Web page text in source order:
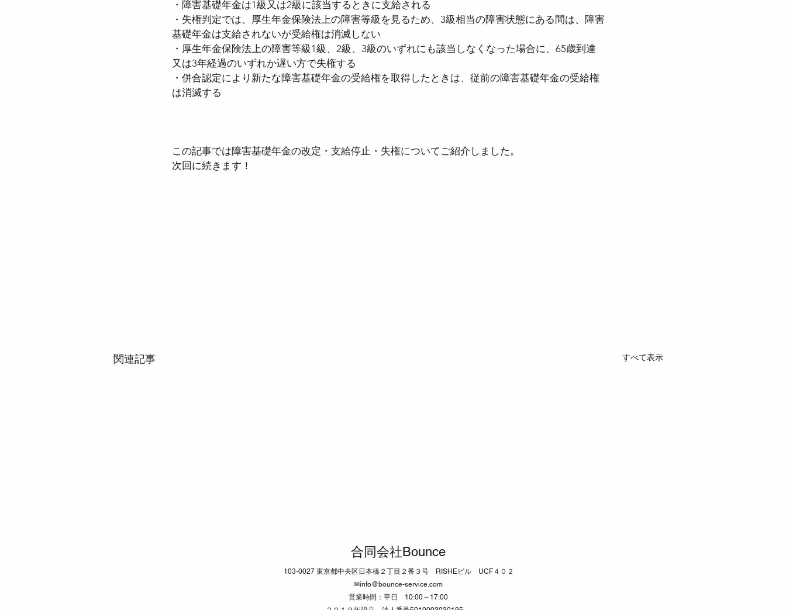
・障害基礎年金は1級又は2級に該当するときに支給される
・失権判定では、厚生年金保険法上の障害等級を見るため、3級相当の障害状態にある間は、障害
基礎年金は支給されないが受給権は消滅しない
・厚生年金保険法上の障害等級1級、2級、3級のいずれにも該当しなくなった場合に、65歳到達
又は3年経過のいずれか遅い方で失権する
・併合認定により新たな障害基礎年金の受給権を取得したときは、従前の障害基礎年金の受給権
は消滅する
この記事では障害基礎年金の改定・支給停止・失権についてご紹介しました。
次回に続きます！
関連記事 すべて表示
■国民年金法（第３号被保険
者の届出）
ここでは第３号被保険者の届出に
ついてお伝えします。 【第3号被
合同会社Bounce
103-0027 東京都中央区日本橋２丁目２番３号 RISHEビル UCF４０２
✉info@bounce-service.com
営業時間：平日 10:00～17:00